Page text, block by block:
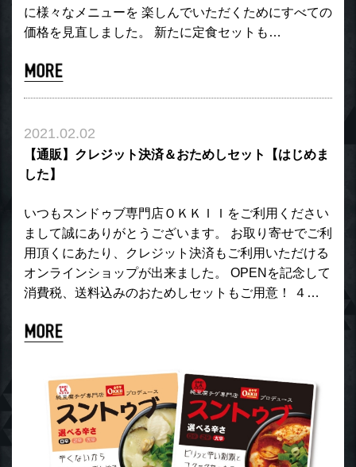
に様々なメニューを 楽しんでいただくためにすべての
価格を見直しました。 新たに定食セットも…
2021.02.02
【通販】クレジット決済＆おためしセット【はじめま
した】
いつもスンドゥブ専門店ＯＫＫＩＩをご利用ください
まして誠にありがとうございます。 お取り寄せでご利
用頂くにあたり、クレジット決済もご利用いただける
オンラインショップが出来ました。 OPENを記念して
消費税、送料込みのおためしセットもご用意！ ４…